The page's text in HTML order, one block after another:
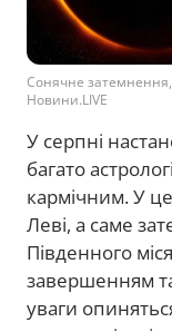
Сонячне
Новини.LIVE
У серпні
багато
кармічним. У
Леві, а саме
Південного
завершенням
уваги